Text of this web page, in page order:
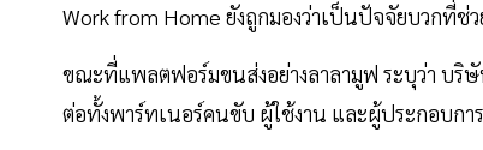
Work from Home ยังถูกมองว่าเป็นปัจจัยบวกที่ช่ว
ขณะที่แพลตฟอร์มขนส่งอย่างลาลามูฟ ระบุว่า บริ
ต่อทั้งพาร์ทเนอร์คนขับ ผู้ใช้งาน และผู้ประกอบการ